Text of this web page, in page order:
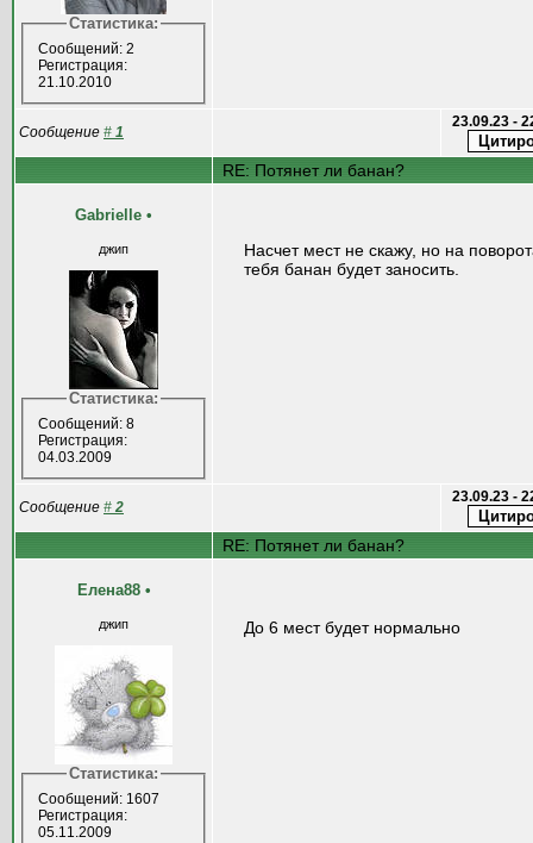
Статистика:
Сообщений: 2
Регистрация:
21.10.2010
Сообщение # 1
23.09.23 -
RE: Потянет ли банан?
Gаbriеllе •
джип
Статистика:
Сообщений: 8
Регистрация:
04.03.2009
Насчет мест не скажу, но на
тебя банан будет заносить.
Сообщение # 2
23.09.23 -
RE: Потянет ли банан?
Елена88 •
джип
Статистика:
Сообщений: 1607
Регистрация:
05.11.2009
До 6 мест будет нормально